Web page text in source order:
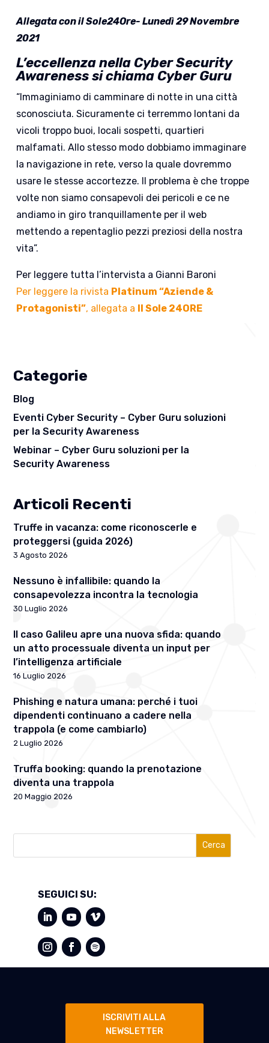
Categorie
Blog
Eventi Cyber Security – Cyber Guru soluzioni
per la Security Awareness
Webinar – Cyber Guru soluzioni per la
Security Awareness
Articoli Recenti
Truffe in vacanza: come riconoscerle e
proteggersi (guida 2026)
3 Agosto 2026
Nessuno è infallibile: quando la
consapevolezza incontra la tecnologia
30 Luglio 2026
Il caso Galileu apre una nuova sfida: quando
un atto processuale diventa un input per
l’intelligenza artificiale
16 Luglio 2026
Phishing e natura umana: perché i tuoi
dipendenti continuano a cadere nella
trappola (e come cambiarlo)
2 Luglio 2026
Truffa booking: quando la prenotazione
diventa una trappola
20 Maggio 2026
Cerca
SEGUICI SU:
Allegata con il Sole24Ore-Lunedì 29 Novembre
2021
L’eccellenza nella Cyber Security
Awarenesssi chiama Cyber Guru
“Immaginiamo di camminare di notte in una città
sconosciuta. Sicuramente ci terremmo lontani da
vicoli troppo buoi, locali sospetti, quartieri
malfamati. Allo stesso modo dobbiamo immaginare
la navigazione in rete, verso la quale dovremmo
usare le stesse accortezze. Il problema è che troppe
volte non siamo consapevoli dei pericoli e ce ne
andiamo in giro tranquillamente per il web
mettendo a repentaglio pezzi preziosi della nostra
vita”.
Per leggere tutta l’intervista a Gianni Baroni
Per leggere la rivista Platinum “Aziende &
Protagonisti”, allegata a Il Sole 24ORE
ISCRIVITI ALLA
NEWSLETTER